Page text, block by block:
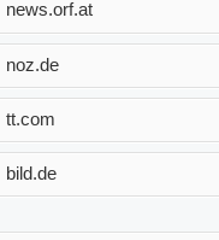
news.orf.at
noz.de
tt.com
bild.de